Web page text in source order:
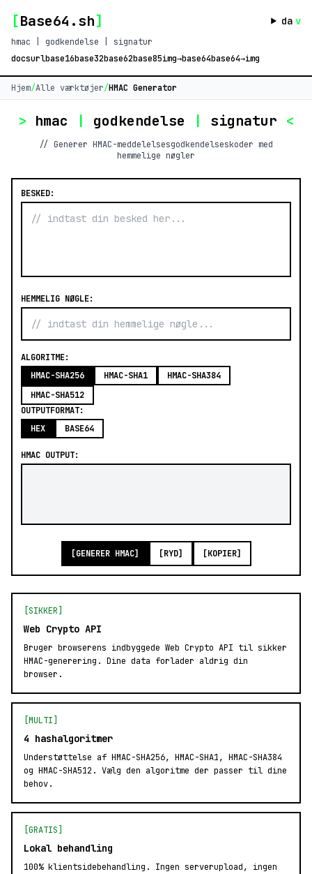
[Base64.sh] da v
hmac | godkendelse | signatur
docsurlbase16base32base62base85img→base64base64→img
Hjem/Alle værktøjer/HMAC Generator
> hmac | godkendelse | signatur <
// Generer HMAC-meddelelsesgodkendelseskoder med
hemmelige nøgler
BESKED:
HEMMELIG NØGLE:
ALGORITME:
HMAC-SHA256
HMAC-SHA1
HMAC-SHA384
HMAC-SHA512
OUTPUTFORMAT:
HEX
BASE64
HMAC OUTPUT:
[GENERER HMAC] [RYD] [KOPIER]
[SIKKER]
Web Crypto API
Bruger browserens indbyggede Web Crypto API til sikker
HMAC-generering. Dine data forlader aldrig din
browser.
[MULTI]
4 hashalgoritmer
Understøttelse af HMAC-SHA256, HMAC-SHA1, HMAC-SHA384
og HMAC-SHA512. Vælg den algoritme der passer til dine
behov.
[GRATIS]
Lokal behandling
100% klientsidebehandling. Ingen serverupload, ingen